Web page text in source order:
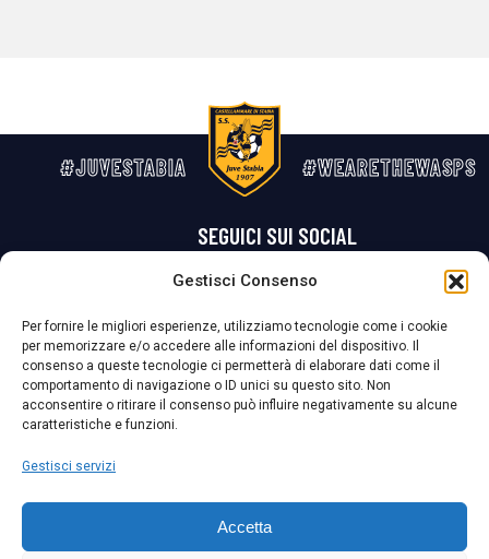
Gestisci Consenso
Per fornire le migliori esperienze, utilizziamo tecnologie come i cookie
per memorizzare e/o accedere alle informazioni del dispositivo. Il
consenso a queste tecnologie ci permetterà di elaborare dati come il
comportamento di navigazione o ID unici su questo sito. Non
acconsentire o ritirare il consenso può influire negativamente su alcune
caratteristiche e funzioni.
Gestisci servizi
Accetta
#JUVESTABIA #WEARETHEWASPS
SEGUICI SUI SOCIAL
La Società ha nominato il Responsabile della Protezione dei Dati Personali (DPO), figura specializzata che vigila sulle modalità adottate dalla
nostra Società per tutelare i Suoi dati personali.